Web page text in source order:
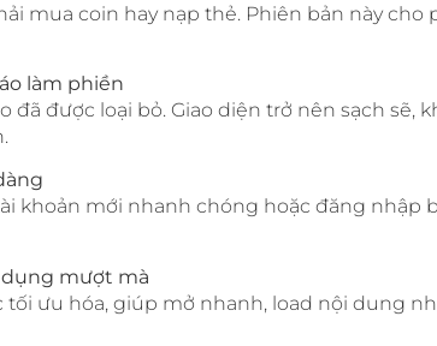
mua coin hay nạp thẻ. Phiên bản này
làm phiền
đã được loại bỏ. Giao diện trở nên sạch
khoản mới nhanh chóng hoặc đăng nhập
dụng mượt mà
ưu hóa, giúp mở nhanh, load nội dung